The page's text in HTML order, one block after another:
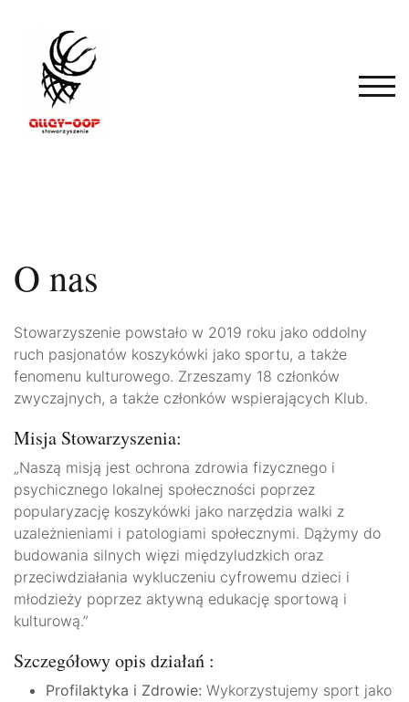
content
O nas
Stowarzyszenie powstało w 2019 roku jako oddolny
ruch pasjonatów koszykówki jako sportu, a także
fenomenu kulturowego. Zrzeszamy 18 członków
zwyczajnych, a także członków wspierających Klub.
Misja Stowarzyszenia:
„Naszą misją jest ochrona zdrowia fizycznego i
psychicznego lokalnej społeczności poprzez
popularyzację koszykówki jako narzędzia walki z
uzależnieniami i patologiami społecznymi. Dążymy do
budowania silnych więzi międzyludzkich oraz
przeciwdziałania wykluczeniu cyfrowemu dzieci i
młodzieży poprzez aktywną edukację sportową i
kulturową.”
Szczegółowy opis działań :
Profilaktyka i Zdrowie: Wykorzystujemy sport jako